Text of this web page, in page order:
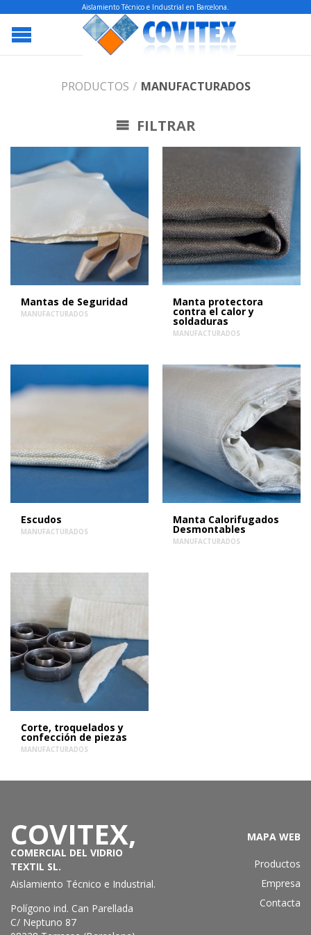
Aislamiento Técnico e Industrial en Barcelona.
PRODUCTOS / MANUFACTURADOS
FILTRAR
Mantas de Seguridad
MANUFACTURADOS
Manta protectora
contra el calor y
soldaduras
MANUFACTURADOS
Escudos
MANUFACTURADOS
Manta Calorifugados
Desmontables
MANUFACTURADOS
Corte, troquelados y
confección de piezas
MANUFACTURADOS
COVITEX,
COMERCIAL DEL VIDRIO
TEXTIL SL.
Aislamiento Técnico e Industrial.
Polígono ind. Can Parellada
C/ Neptuno 87
MAPA WEB
Productos
Empresa
Contacta